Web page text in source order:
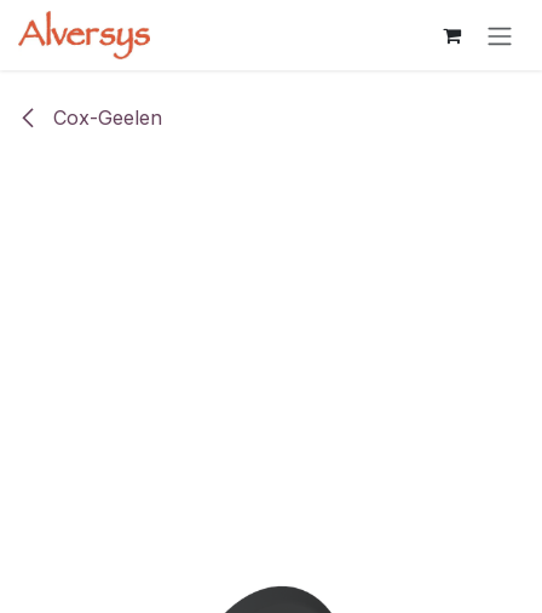
Overslaan naar inhoud
Cox-Geelen